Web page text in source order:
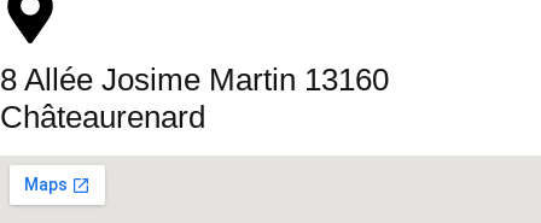
8 Allée Josime Martin 13160
Châteaurenard